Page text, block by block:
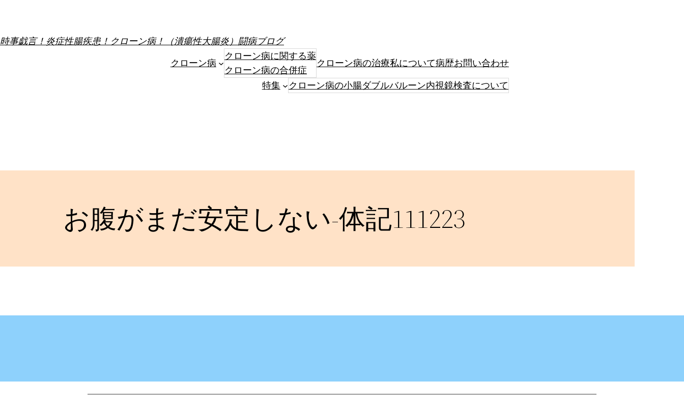
を
ス
時事戯言！炎症性腸疾患！クローン病！（潰瘍性大腸炎）闘病ブログ
クローン病
クローン病に関する薬
クローン病の合併症
クローン病の治療私について病歴お問い合わせ
特集 クローン病の小腸ダブルバルーン内視鏡検査について
お腹がまだ安定しない-体記111223